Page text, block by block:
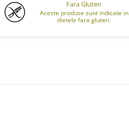
Fara Gluten
Aceste produse sunt indicate in
dietele fara gluten.